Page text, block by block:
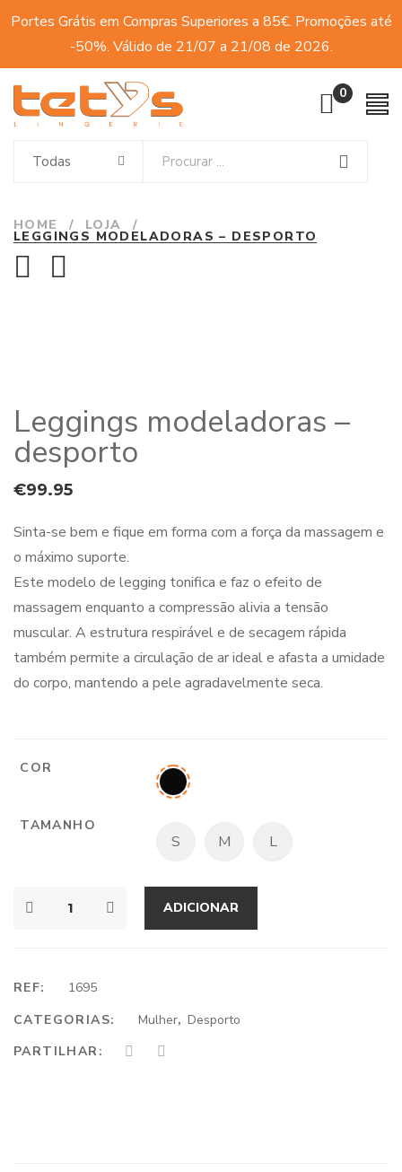
Portes Grátis em Compras Superiores a 85€. Promoções até
-50%. Válido de 21/07 a 21/08 de 2026.
0
Todas
HOME / LOJA /
LEGGINGS MODELADORAS – DESPORTO
Leggings modeladoras –
desporto
€99.95
Sinta-se bem e fique em forma com a força da massagem e
o máximo suporte.
Este modelo de legging tonifica e faz o efeito de
massagem enquanto a compressão alivia a tensão
muscular. A estrutura respirável e de secagem rápida
também permite a circulação de ar ideal e afasta a umidade
do corpo, mantendo a pele agradavelmente seca.
COR
TAMANHO
S M L
ADICIONAR
REF:
1695
CATEGORIAS:
Mulher, Desporto
PARTILHAR: